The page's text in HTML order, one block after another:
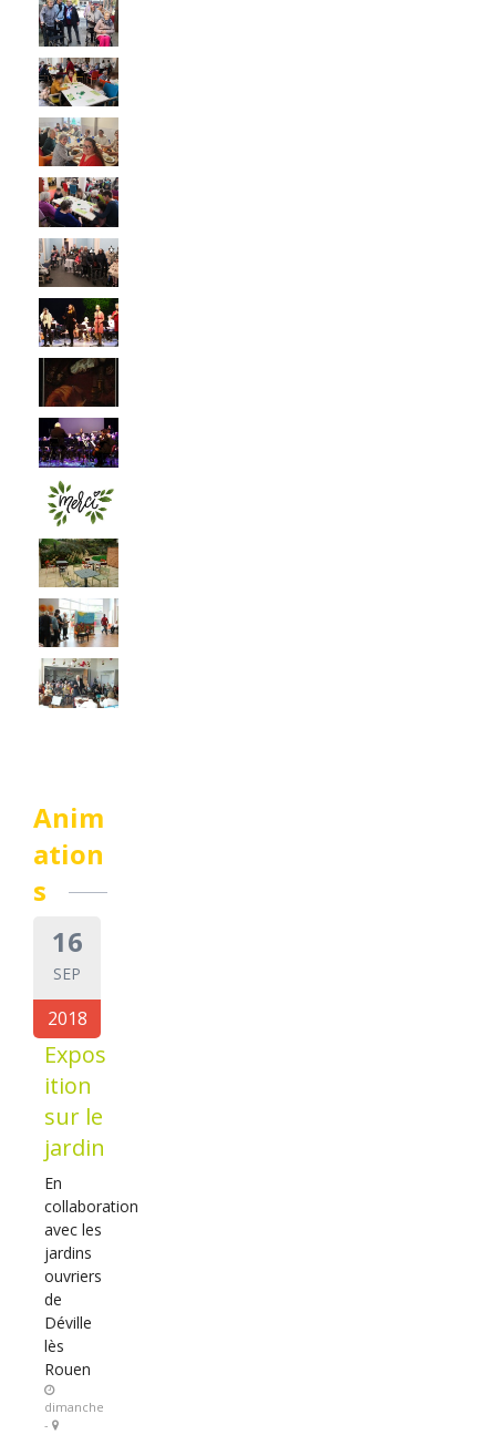
Anim
ation
s
16
SEP
2018
Expos
ition
sur le
jardin
En
collaboration
avec les
jardins
ouvriers
de
Déville
lès
Rouen
dimanche
-